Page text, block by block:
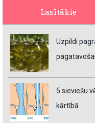
Lasītākie
Uzpildi
5 sieviešu
kārtībā